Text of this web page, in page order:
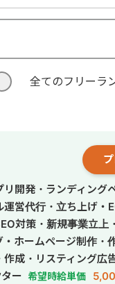
全てのフリーラ
開発・ランディング
営代行・立ち上げ・
対策・新規事業立上
ホームページ制作・
成・リスティング広
代行・動画制作・動
ー 希望時給単価